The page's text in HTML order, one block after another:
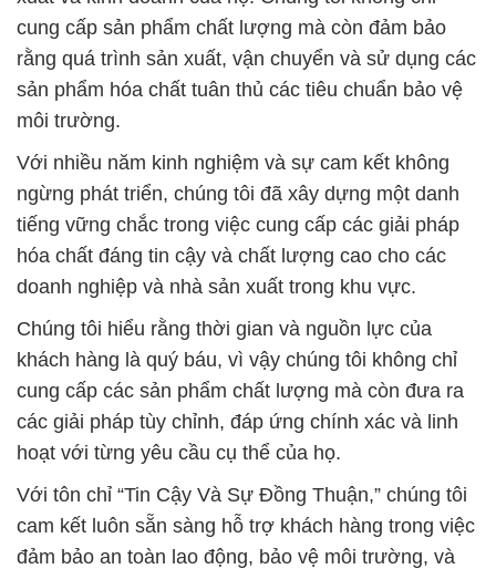
cung cấp sản phẩm chất lượng mà còn đảm bảo
rằng quá trình sản xuất, vận chuyển và sử dụng các
sản phẩm hóa chất tuân thủ các tiêu chuẩn bảo vệ
môi trường.
Với nhiều năm kinh nghiệm và sự cam kết không
ngừng phát triển, chúng tôi đã xây dựng một danh
tiếng vững chắc trong việc cung cấp các giải pháp
hóa chất đáng tin cậy và chất lượng cao cho các
doanh nghiệp và nhà sản xuất trong khu vực.
Chúng tôi hiểu rằng thời gian và nguồn lực của
khách hàng là quý báu, vì vậy chúng tôi không chỉ
cung cấp các sản phẩm chất lượng mà còn đưa ra
các giải pháp tùy chỉnh, đáp ứng chính xác và linh
hoạt với từng yêu cầu cụ thể của họ.
Với tôn chỉ “Tin Cậy Và Sự Đồng Thuận,” chúng tôi
cam kết luôn sẵn sàng hỗ trợ khách hàng trong việc
đảm bảo an toàn lao động, bảo vệ môi trường, và